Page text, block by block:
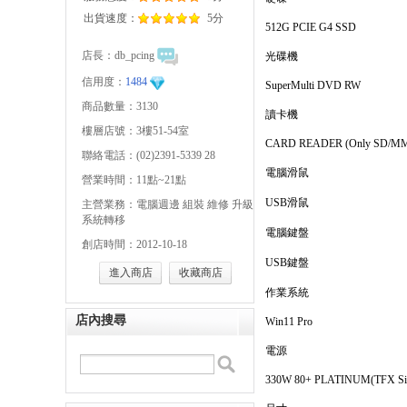
出貨速度：
5分
店長： db_pcing
信用度： 1484
商品數量：3130
樓層店號：3樓51-54室
聯絡電話：(02)2391-5339 28
營業時間：11點~21點
主營業務：電腦週邊 組裝 維修 升級
系統轉移
創店時間：2012-10-18
進入商店 收藏商店
店內搜尋
512G PCIE G4 SSD
光碟機
SuperMulti DVD RW
讀卡機
CARD READER (Only SD/
電腦滑鼠
USB滑鼠
電腦鍵盤
USB鍵盤
作業系統
Win11 Pro
電源
330W 80+ PLATINUM(TFX